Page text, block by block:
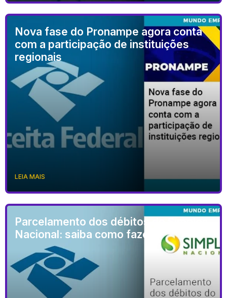
Nova fase do Pronampe agora conta
com a participação de instituições
regionais
LEIA MAIS
Parcelamento dos débitos do Simples
Nacional: saiba como fazer